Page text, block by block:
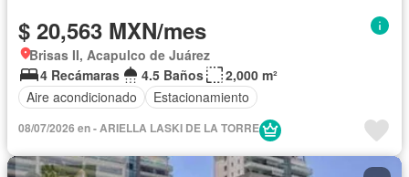
$ 20,563 MXN/mes
Brisas II, Acapulco de Juárez
4 Recámaras
4.5 Baños
2,000 m²
Aire acondicionado
Estacionamiento
08/07/2026 en - ARIELLA LASKI DE LA TORRE